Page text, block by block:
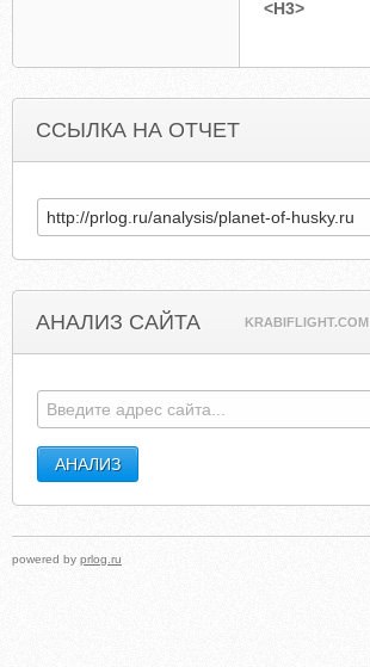
<H3>
ССЫЛКА НА ОТЧЕТ
АНАЛИЗ САЙТА KRABIFLIGHT.COM
powered by prlog.ru